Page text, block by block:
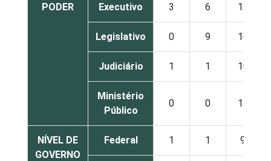
PODER Executivo 3 6 12
Legislativo 0 9 16
Judiciário 1 1 10
Ministério
Público
0 0 14
NÍVEL DE
GOVERNO
Federal 1 1 9